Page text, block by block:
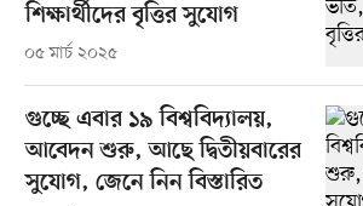
শিক্ষার্থীদের বৃত্তির সুযোগ
০৫ মার্চ ২০২৫
গুচ্ছে এবার ১৯ বিশ্ববিদ্যালয়,
আবেদন শুরু, আছে দ্বিতীয়বারের
সুযোগ, জেনে নিন বিস্তারিত